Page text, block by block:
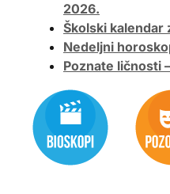
2026.
Školski kalendar
Nedeljni
Poznate ličnosti